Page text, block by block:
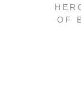
OF